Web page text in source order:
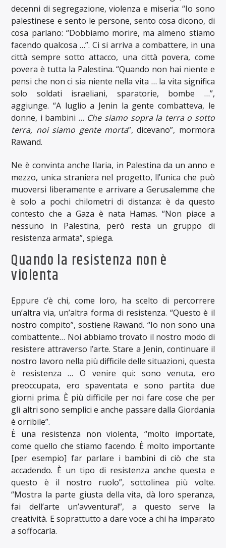
decenni di segregazione, violenza e miseria: “Io sono
palestinese e sento le persone, sento cosa dicono, di
cosa parlano: “Dobbiamo morire, ma almeno stiamo
facendo qualcosa …”. Ci si arriva a combattere, in una
città sempre sotto attacco, una città povera, come
povera è tutta la Palestina. “Quando non hai niente e
pensi che non ci sia niente nella vita … la vita significa
solo soldati israeliani, sparatorie, bombe …”,
aggiunge. “A luglio a Jenin la gente combatteva, le
donne, i bambini … Che siamo sopra la terra o sotto
terra, noi siamo gente morta”, dicevano”, mormora
Rawand.
Ne è convinta anche Ilaria, in Palestina da un anno e
mezzo, unica straniera nel progetto, ll’unica che può
muoversi liberamente e arrivare a Gerusalemme che
è solo a pochi chilometri di distanza: è da questo
contesto che a Gaza è nata Hamas. “Non piace a
nessuno in Palestina, però resta un gruppo di
resistenza armata”, spiega.
Quando la resistenza non è
violenta
Eppure c’è chi, come loro, ha scelto di percorrere
un’altra via, un’altra forma di resistenza. “Questo è il
nostro compito”, sostiene Rawand. “Io non sono una
combattente… Noi abbiamo trovato il nostro modo di
resistere attraverso l’arte. Stare a Jenin, continuare il
nostro lavoro nella più difficile delle situazioni, questa
è resistenza … O venire qui: sono venuta, ero
preoccupata, ero spaventata e sono partita due
giorni prima. È più difficile per noi fare cose che per
gli altri sono semplici e anche passare dalla Giordania
è orribile”.
È una resistenza non violenta, “molto importate,
come quello che stiamo facendo. È molto importante
[per esempio] far parlare i bambini di ciò che sta
accadendo. È un tipo di resistenza anche questa e
questo è il nostro ruolo”, sottolinea più volte.
“Mostra la parte giusta della vita, dà loro speranza,
fai dell’arte un’avventura!”, a questo serve la
creatività. E soprattutto a dare voce a chi ha imparato
a soffocarla.